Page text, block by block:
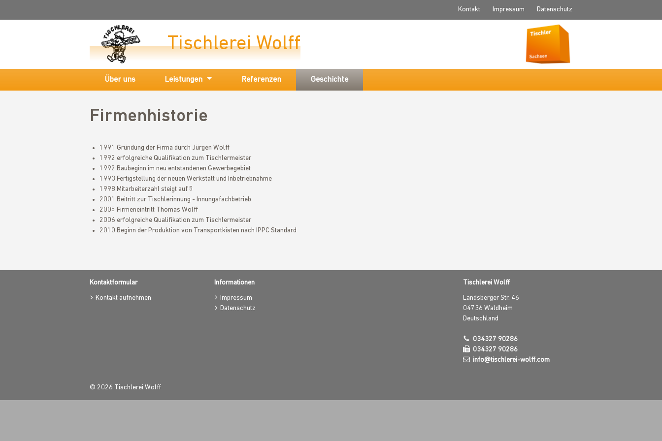
Tischlerei Wolff
Kontakt Impressum Datenschutz
Über uns Leistungen Referenzen Geschichte
Firmenhistorie
1991 Gründung der Firma durch Jürgen Wolff
1992 erfolgreiche Qualifikation zum Tischlermeister
1992 Baubeginn im neu entstandenen Gewerbegebiet
1993 Fertigstellung der neuen Werkstatt und Inbetriebnahme
1998 Mitarbeiterzahl steigt auf 5
2001 Beitritt zur Tischlerinnung - Innungsfachbetrieb
2005 Firmeneintritt Thomas Wolff
2006 erfolgreiche Qualifikation zum Tischlermeister
2010 Beginn der Produktion von Transportkisten nach IPPC Standard
Kontaktformular
Kontakt aufnehmen
Informationen
Impressum
Datenschutz
Tischlerei Wolff
Landsberger Str. 46
04736 Waldheim
Deutschland
034327 90286
034327 90286
info@tischlerei-wolff.com
© 2026 Tischlerei Wolff